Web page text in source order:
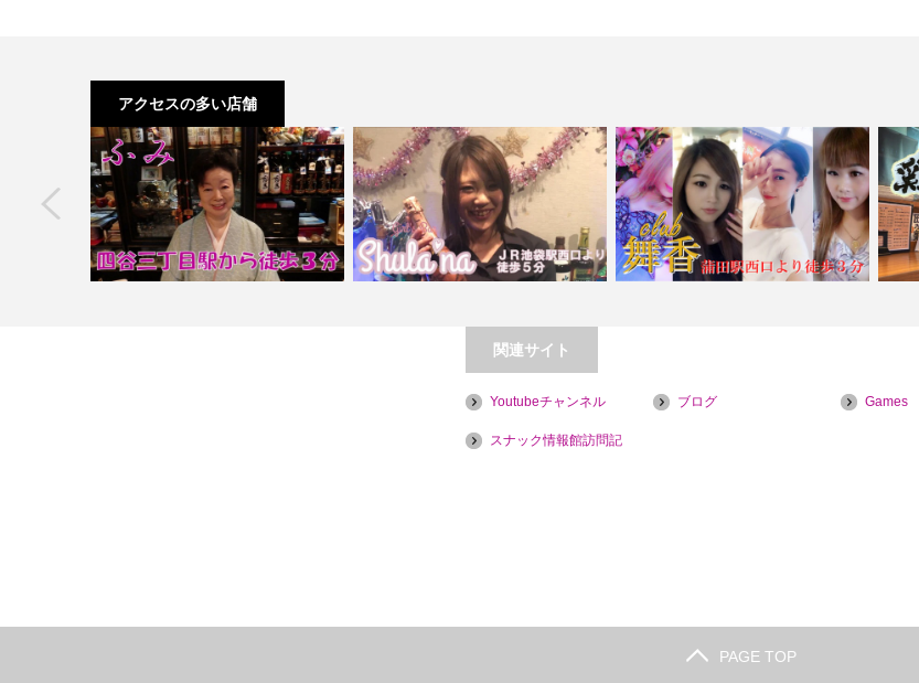
アクセスの多い店舗
【池袋】Girl’s Bar Shula&#… 【蒲田】club舞香
関連サイト
Youtubeチャンネル ブログ Games
スナック情報館訪問記
PAGE TOP